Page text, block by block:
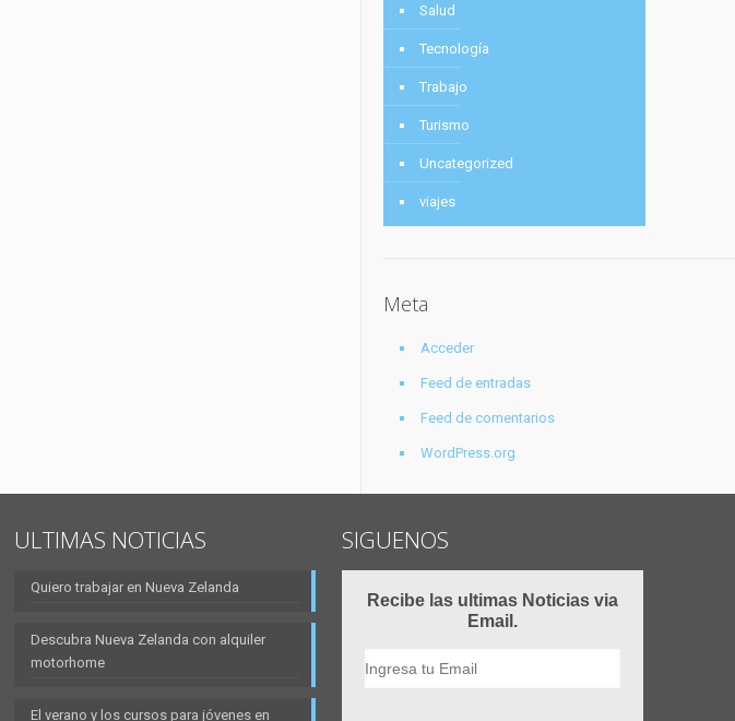
Salud
Tecnología
Trabajo
Turismo
Uncategorized
viajes
Meta
Acceder
Feed de entradas
Feed de comentarios
WordPress.org
ULTIMAS NOTICIAS
Quiero trabajar en Nueva Zelanda
Descubra Nueva Zelanda con alquiler
motorhome
El verano y los cursos para jóvenes en
SIGUENOS
Recibe las ultimas Noticias via
Email.